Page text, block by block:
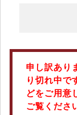
申し訳あり
り切れ中で
どをご用意
ご覧くださ